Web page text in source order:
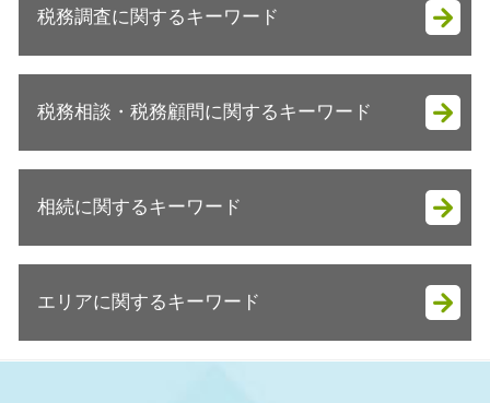
法人成り メリット
税理士 起業支援
会社設立 定款
法人成り タイミング
会社設立 メリット
起業 初期費用
会社設立 流れ 期間
税務調査に関するキーワード
税務調査 注意点
税務調査 来る理由
税務調査 対策
税務調査
税務調査 時期 法人
税務調査 いきなり訪問
税務相談・税務顧問に関するキーワード
事業承継 税金対策
決算 節税対策
顧問税理士 個人事業主
税務顧問 税理士
相続に関するキーワード
遺贈 相続税
相続税 いくらから申告
エリアに関するキーワード